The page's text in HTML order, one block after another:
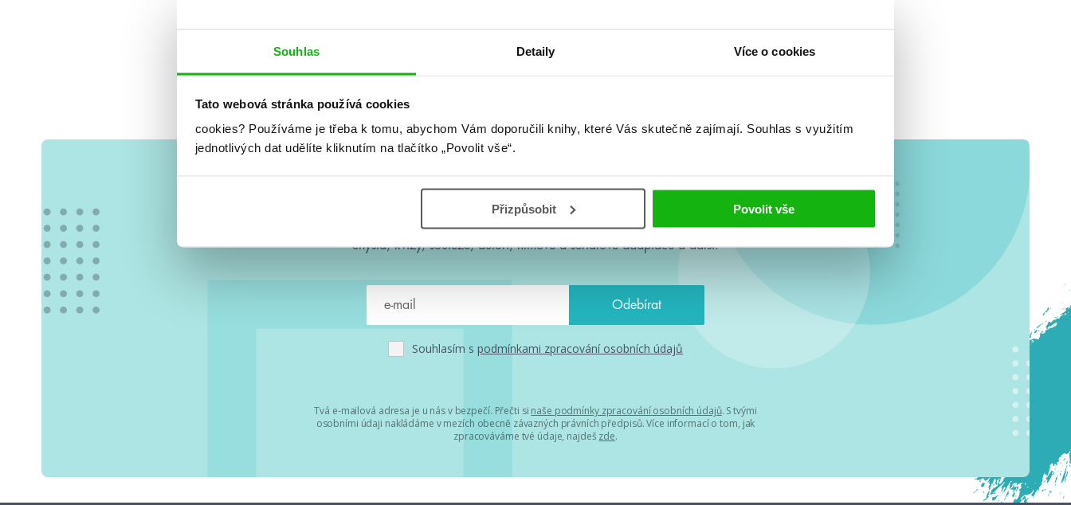
Souhlas Detaily Více o cookies
Tato webová stránka používá cookies
cookies? Používáme je třeba k tomu, abychom Vám doporučili knihy, které Vás skutečně zajímají. Souhlas s využitím
jednotlivých dat udělíte kliknutím na tlačítko „Povolit vše“.
Přizpůsobit Povolit vše
#HumbookNews
Vše kolem #youngadult každý měsíc rovnou do mailu! Nové knihy, co se
chystá, kvízy, soutěže, autoři, filmové a seriálové adaptace a další.
Souhlasím s podmínkami zpracování osobních údajů
Tvá e-mailová adresa je u nás v bezpečí. Přečti si naše podmínky zpracování osobních údajů. S tvými
osobními údaji nakládáme v mezích obecně závazných právních předpisů. Více informací o tom, jak
zpracováváme tvé údaje, najdeš zde.